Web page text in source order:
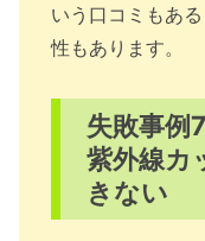
いう口コミもあ
性もあります。
失敗事例
紫外線カ
きない